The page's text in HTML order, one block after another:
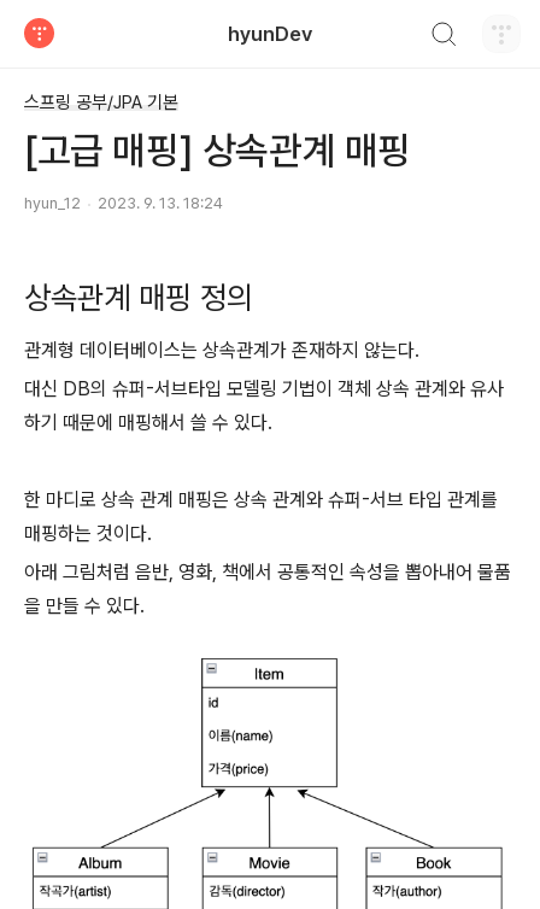
hyunDev
스프링 공부/JPA 기본
[고급 매핑] 상속관계 매핑
hyun_12 2023. 9. 13. 18:24
상속관계 매핑 정의
관계형 데이터베이스는 상속관계가 존재하지 않는다.
대신 DB의 슈퍼-서브타입 모델링 기법이 객체 상속 관계와 유사
하기 때문에 매핑해서 쓸 수 있다.
한 마디로 상속 관계 매핑은 상속 관계와 슈퍼-서브 타입 관계를
매핑하는 것이다.
아래 그림처럼 음반, 영화, 책에서 공통적인 속성을 뽑아내어 물품
을 만들 수 있다.